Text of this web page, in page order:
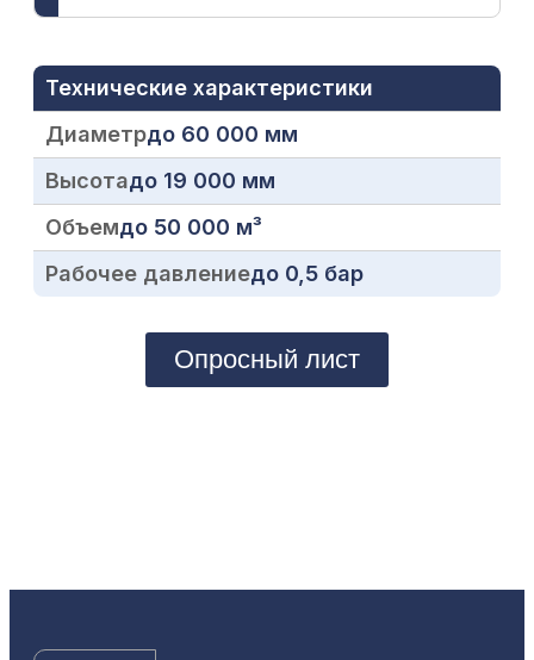
Технические характеристики
Диаметрдо 60 000 мм
Высотадо 19 000 мм
Объемдо 50 000 м³
Рабочее давлениедо 0,5 бар
Опросный лист